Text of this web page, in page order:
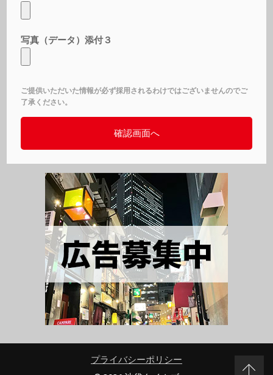
写真（データ）添付３
ご提供いただいた情報が必ず採用されるわけではございませんのでご
了承ください。
プライバシーポリシー